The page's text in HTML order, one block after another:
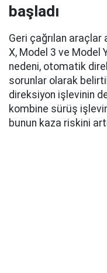
başladı
Geri çağrılan araçlar
X, Model 3 ve Model
nedeni, otomatik
sorunlar olarak
direksiyon işlevinin
kombine sürüş
bunun kaza riskini